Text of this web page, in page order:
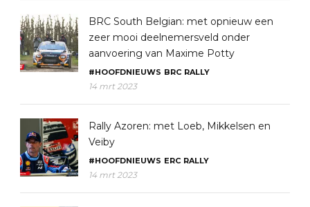
BRC South Belgian: met opnieuw een
zeer mooi deelnemersveld onder
aanvoering van Maxime Potty
#HOOFDNIEUWS BRC RALLY
14 mrt 2023
Rally Azoren: met Loeb, Mikkelsen en
Veiby
#HOOFDNIEUWS ERC RALLY
14 mrt 2023